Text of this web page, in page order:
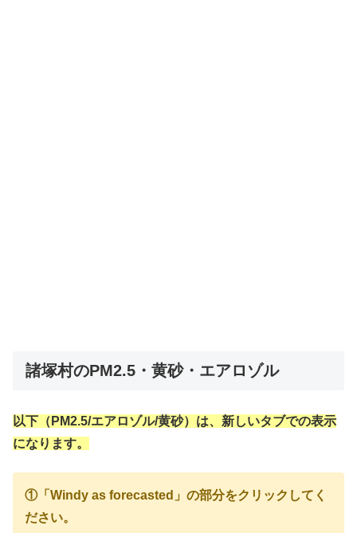
諸塚村のPM2.5・黄砂・エアロゾル
以下（PM2.5/エアロゾル/黄砂）は、新しいタブでの表示
になります。
①「Windy as forecasted」の部分をクリックしてく
ださい。